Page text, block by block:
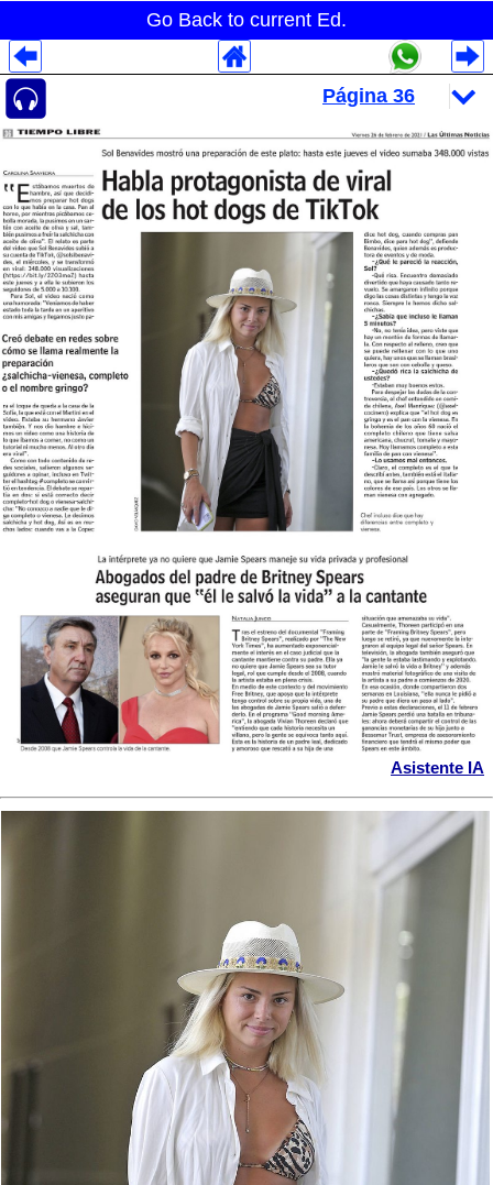
Go Back to current Ed.
Asistente IA
Despliegues Analytics
Despliegues Totales
Despliegues por Rubros